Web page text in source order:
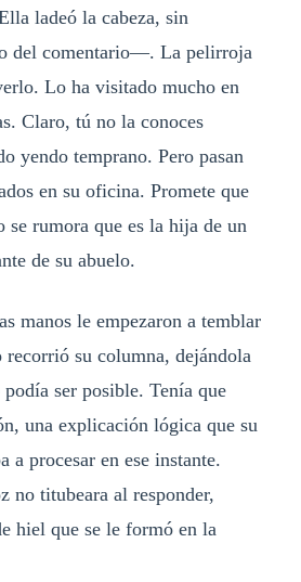
ladeó la cabeza, sin
del comentario—. La pelirroja
Lo ha visitado mucho en
Claro, tú no la conoces
yendo temprano. Pero pasan
en su oficina. Promete que
se rumora que es la hija de un
de su abuelo.
manos le empezaron a temblar
su columna, dejándola
ser posible. Tenía que
una explicación lógica que su
a procesar en ese instante.
no titubeara al responder,
hiel que se le formó en la